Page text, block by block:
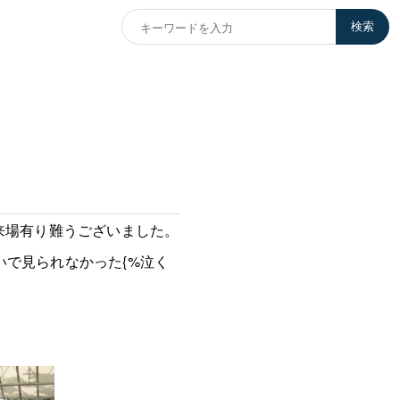
検索
有り難うございました。
見られなかった{%泣く